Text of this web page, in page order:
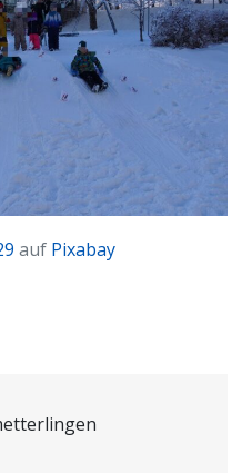
auf Pixabay